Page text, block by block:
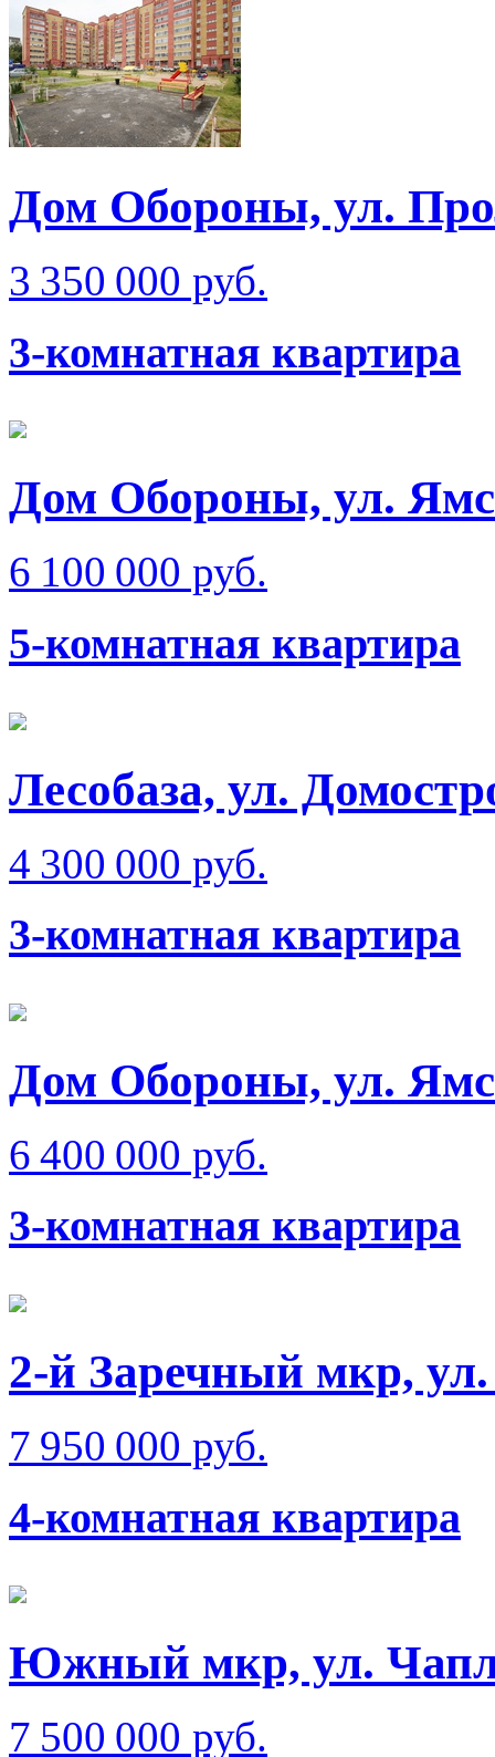
Дом Обороны, ул.
3 350 000 руб.
3-комнатная квартира
Дом Обороны, ул.
6 100 000 руб.
5-комнатная квартира
Лесобаза, ул.
4 300 000 руб.
3-комнатная квартира
Дом Обороны, ул.
6 400 000 руб.
3-комнатная квартира
2-й Заречный мкр,
7 950 000 руб.
4-комнатная квартира
Южный мкр, ул.
7 500 000 руб.